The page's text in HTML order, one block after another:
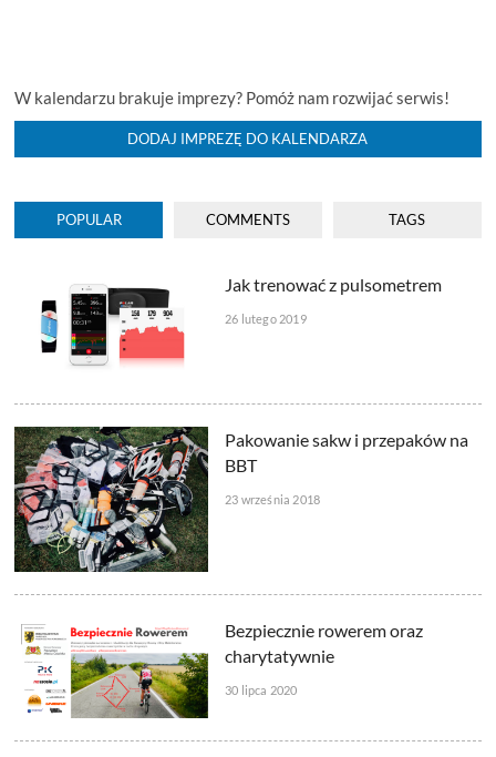
W kalendarzu brakuje imprezy? Pomóż nam rozwijać serwis!
DODAJ IMPREZĘ DO KALENDARZA
POPULAR COMMENTS TAGS
Jak trenować z pulsometrem
26 lutego 2019
Pakowanie sakw i przepaków na
BBT
23 września 2018
Bezpiecznie rowerem oraz
charytatywnie
30 lipca 2020